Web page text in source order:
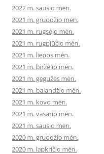
2022 m. sausio mėn.
2021 m. gruodžio mėn.
2021 m. rugsėjo mėn.
2021 m. rugpjūčio mėn.
2021 m. liepos mėn.
2021 m. birželio mėn.
2021 m. gegužės mėn.
2021 m. balandžio mėn.
2021 m. kovo mėn.
2021 m. vasario mėn.
2021 m. sausio mėn.
2020 m. gruodžio mėn.
2020 m. lapkričio mėn.